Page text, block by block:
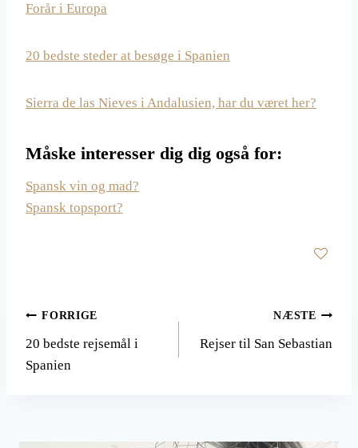
Forår i Europa
20 bedste steder at besøge i Spanien
Sierra de las Nieves i Andalusien, har du været her?
Måske interesser dig dig også for:
Spansk vin og mad?
Spansk topsport?
Indlægsnavigation
FORRIGE
20 bedste rejsemål i
Spanien
NÆSTE
Rejser til San Sebastian